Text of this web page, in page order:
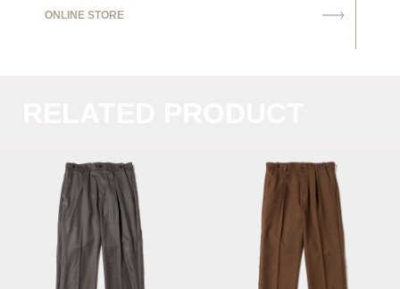
ONLINE STORE